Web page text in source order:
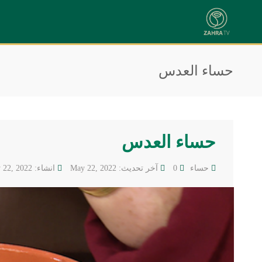
حساء العدس
حساء العدس
حساء آخر تحديث: May 22, 2022 انشاء: May 22, 2022